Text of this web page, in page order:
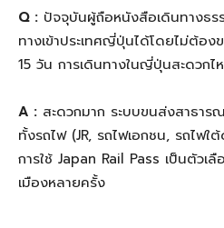
Q : ปัจจุบันผู้ถือหนังสือเดินทางธร
ทางเข้าประเทศญี่ปุ่นได้โดยไม่ต้อง
15 วัน การเดินทางในญี่ปุ่นสะดวกไ
A : สะดวกมาก ระบบขนส่งสาธา
ทั้งรถไฟ (JR, รถไฟเอกชน, รถไฟ
การใช้ Japan Rail Pass เป็นตัวเ
เมืองหลายครั้ง